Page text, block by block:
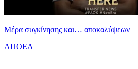
Mέρα συγκίνησης και… αποκαλύψεων
ΑΠΟΕΛ
|